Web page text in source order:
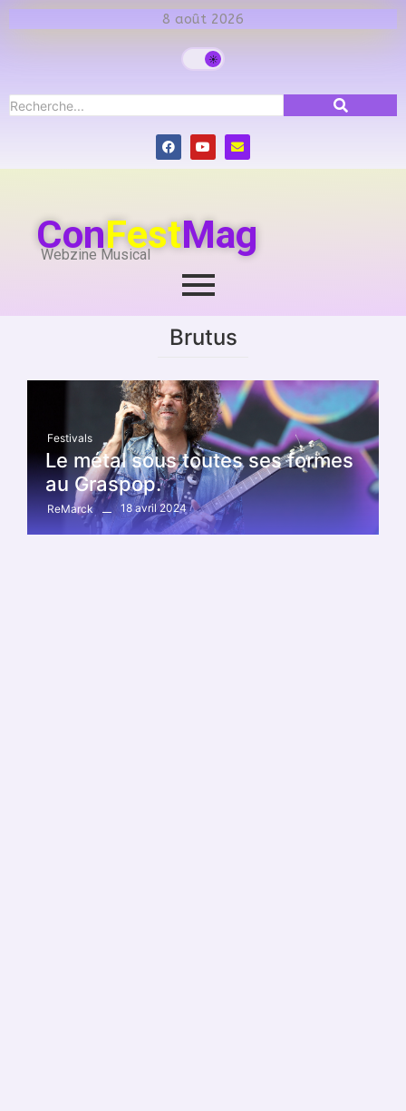
8 août 2026
ConFestMag
Webzine Musical
Brutus
Festivals
Le métal sous toutes ses formes
au Graspop.
ReMarck 18 avril 2024